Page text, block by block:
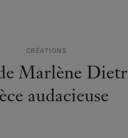
CRÉATIONS
Marlène
audacieuse